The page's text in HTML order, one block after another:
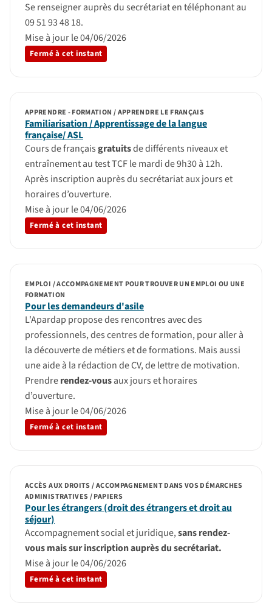
Se renseigner auprès du secrétariat en téléphonant au
09 51 93 48 18.
Mise à jour le 04/06/2026
Fermé à cet instant
Familiarisation / Apprentissage de la langue
française/ ASL
APPRENDRE - FORMATION / APPRENDRE LE FRANÇAIS
Cours de françaisgratuitsde différents niveaux et
entraînement au test TCF le mardi de 9h30 à 12h.
Après inscription auprès du secrétariat aux jours et
horaires d’ouverture.
Mise à jour le 04/06/2026
Fermé à cet instant
Pour les demandeurs d'asile
EMPLOI / ACCOMPAGNEMENT POUR TROUVER UN EMPLOI OU UNE
FORMATION
L'Apardap propose des rencontres avec des
professionnels, des centres de formation, pour aller à
la découverte de métiers et de formations. Mais aussi
une aide à la rédaction de CV, de lettre de motivation.
Prendrerendez-vousaux jours et horaires
d’ouverture.
Mise à jour le 04/06/2026
Fermé à cet instant
Pour les étrangers (droit des étrangers et droit au
séjour)
ACCÈS AUX DROITS / ACCOMPAGNEMENT DANS VOS DÉMARCHES
ADMINISTRATIVES / PAPIERS
Accompagnement social et juridique,sans rendez-
vous mais sur inscription auprès du secrétariat.
Mise à jour le 04/06/2026
Fermé à cet instant